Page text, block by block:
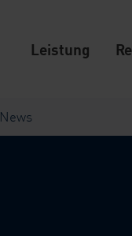
Leistung
News